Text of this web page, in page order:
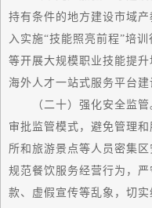
持有条件的地方建设市域
入实施“技能照亮前程”培
等开展大规模职业技能提
海外人才一站式服务平台建
（二十）强化安全监管
审批监管模式，避免管理
所和旅游景点等人员密集
规范餐饮服务经营行为，
款、虚假宣传等乱象，切